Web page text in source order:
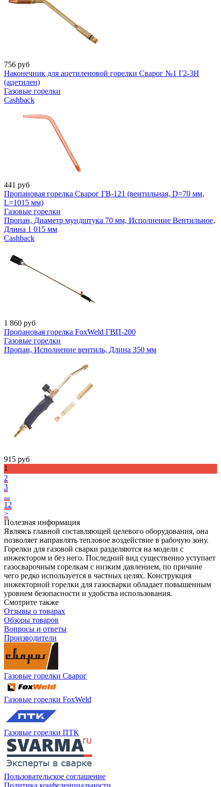
756 руб
Наконечник для ацетиленовой горелки Сварог №1 Г2-3Н
(ацетилен)
Газовые горелки
Cashback
441 руб
Пропановая горелка Сварог ГВ-121 (вентильная, D=70 мм,
L=1015 мм)
Газовые горелки
Пропан, Диаметр мундштука 70 мм, Исполнение Вентильное,
Длина 1 015 мм
Cashback
1 860 руб
Пропановая горелка FoxWeld ГВП-200
Газовые горелки
Пропан, Исполнение вентиль, Длина 350 мм
915 руб
1
2
3
...
12
>
Полезная информация
Являясь главной составляющей целевого оборудования, она
позволяет направлять тепловое воздействие в рабочую зону.
Горелки для газовой сварки разделяются на модели с
инжектором и без него. Последний вид существенно уступает
газосварочным горелкам с низким давлением, по причине
чего редко используется в частных целях. Конструкция
инжекторной горелки для газосварки обладает повышенным
уровнем безопасности и удобства использования.
Смотрите также
Отзывы о товарах
Обзоры товаров
Вопросы и ответы
Производители
Газовые горелки Сварог
Газовые горелки FoxWeld
Газовые горелки ПТК
Пользовательское соглашение
Политика конфеденциальности